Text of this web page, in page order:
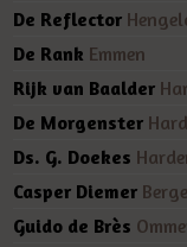
De Reflector
De Rank Emmen
Rijk van Baalder
De Morgenster
Ds. G. Doekes
Casper Diemer
Guido de Brès